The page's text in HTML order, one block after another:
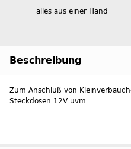
alles aus einer Hand
Beschreibung
Zum Anschluß von
Steckdosen 12V uvm.